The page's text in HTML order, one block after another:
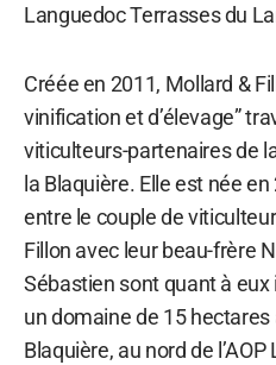
Languedoc Terrasses du
Créée en 2011, Mollard &
vinification et d’élevage”
viticulteurs-partenaires de
la Blaquière. Elle est née
entre le couple de
Fillon avec leur beau-frère
Sébastien sont quant à
un domaine de 15
Blaquière, au nord de